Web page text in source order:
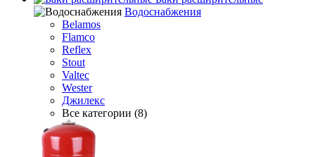
Водоснабжения
Belamos
Flamco
Reflex
Stout
Valtec
Wester
Джилекс
Все категории (8)